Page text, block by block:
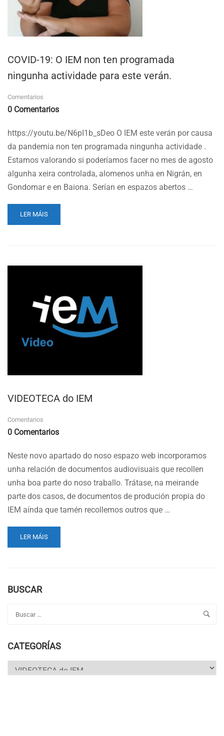
COVID-19: O IEM non ten programada
ningunha actividade para este verán.
Comentarios
0 Comentarios
https://youtu.be/N6pI1b_sDeo O IEM este verán por causa
da pandemia non ten programada ningunha actividade .
Estamos valorando si poderíamos facer no mes de agosto
algunha xeira controlada, alomenos unha en Nigrán, en
Gondomar e en Baiona. Serían en espazos abertos …
READ
MORE
O
PROGRAMADA
NINGUNHA
ACTIVIDADE
ESTE
LER MÁIS
VIDEOTECA do IEM
Comentarios
0 Comentarios
Neste novo apartado do noso espazo web incorporamos
unha relación de documentos audiovisuais que recollen
unha boa parte do noso traballo. Trátase, na meirande
parte dos casos, de documentos de produción propia do
IEM aínda que tamén recollemos outros que …
READ
MORE
IEM
LER MÁIS
BUSCAR
CATEGORÍAS
Categorías